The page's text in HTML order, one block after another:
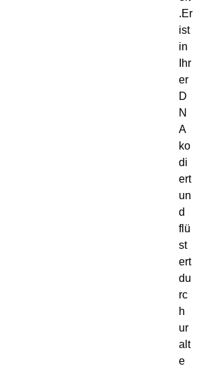
.Er
ist
in
Ihr
er
D
N
A
ko
di
ert
un
d
flü
st
ert
du
rc
h
ur
alt
e